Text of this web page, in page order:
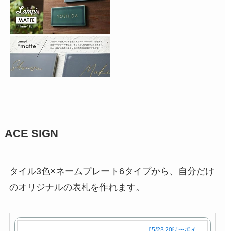
ACE SIGN
タイル3色×ネームプレート6タイプから、自分だけ
のオリジナルの表札を作れます。